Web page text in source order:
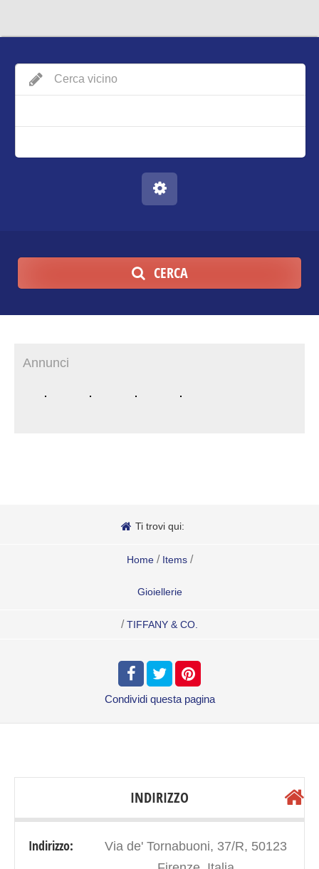
CERCA
Annunci
Ti trovi qui:
Home / Items /
Gioiellerie
/ TIFFANY & CO.
Condividi questa pagina
INDIRIZZO
Indirizzo:
Via de' Tornabuoni, 37/R, 50123